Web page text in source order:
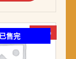
已售完 -17%